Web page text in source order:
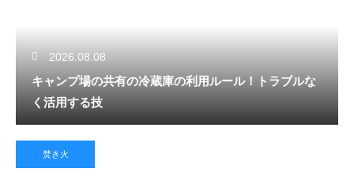
2026.08.08
キャンプ場の共有の冷蔵庫の利用ルール！トラブルな
く活用する技
焚き火